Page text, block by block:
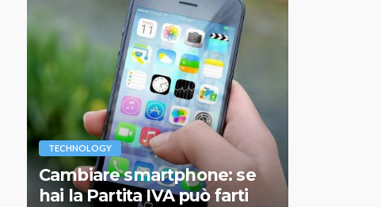
TECHNOLOGY
Cambiare smartphone: se
hai la Partita IVA può farti